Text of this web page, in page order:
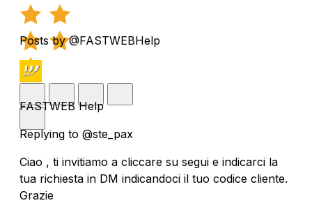
Posts by @FASTWEBHelp
FASTWEB Help
Replying to @ste_pax
Ciao , ti invitiamo a cliccare su segui e indicarci la
tua richiesta in DM indicandoci il tuo codice cliente.
Grazie